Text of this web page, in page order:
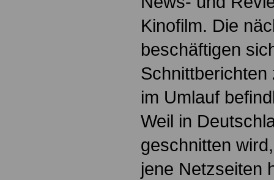
Kinofilm. Die
beschäftigen
im Umlauf
Weil in
geschnitten
jene Netzseiten